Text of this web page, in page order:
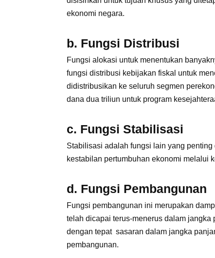
ekonomi negara.
b. Fungsi Distribusi
Fungsi alokasi untuk menentukan
fungsi distribusi kebijakan fiskal untuk
didistribusikan ke seluruh segmen
dana dua triliun untuk program
c. Fungsi Stabilisasi
Stabilisasi adalah fungsi lain yang
kestabilan pertumbuhan ekonomi melalui
d. Fungsi Pembangunan
Fungsi pembangunan ini merupakan
telah dicapai terus-menerus dalam
dengan tepat sasaran dalam jangka
pembangunan.